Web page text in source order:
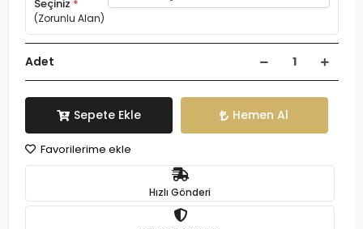
Seçiniz *
(Zorunlu Alan)
Adet
Sepete Ekle Hemen Al
Favorilerime ekle
Hızlı Gönderi